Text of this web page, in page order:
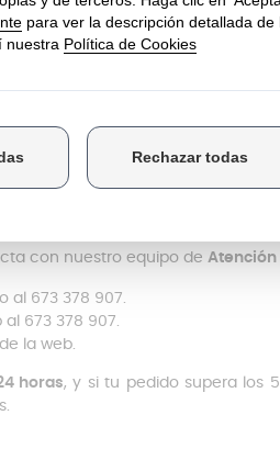
de 200 gramosy entre los
la glicerina, los copos de
con agua limpiatras el uso,
Passat Pierre Verte
con nuestro equipo de Atención
al 673 378 907.
al 673 378 907.
la web.
horas, y si tu pedido supera los